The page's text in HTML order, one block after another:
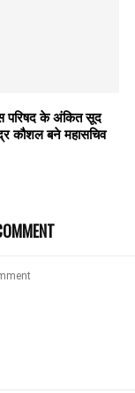
परिषद के अंकित सूद
कौशल बने महासचिव